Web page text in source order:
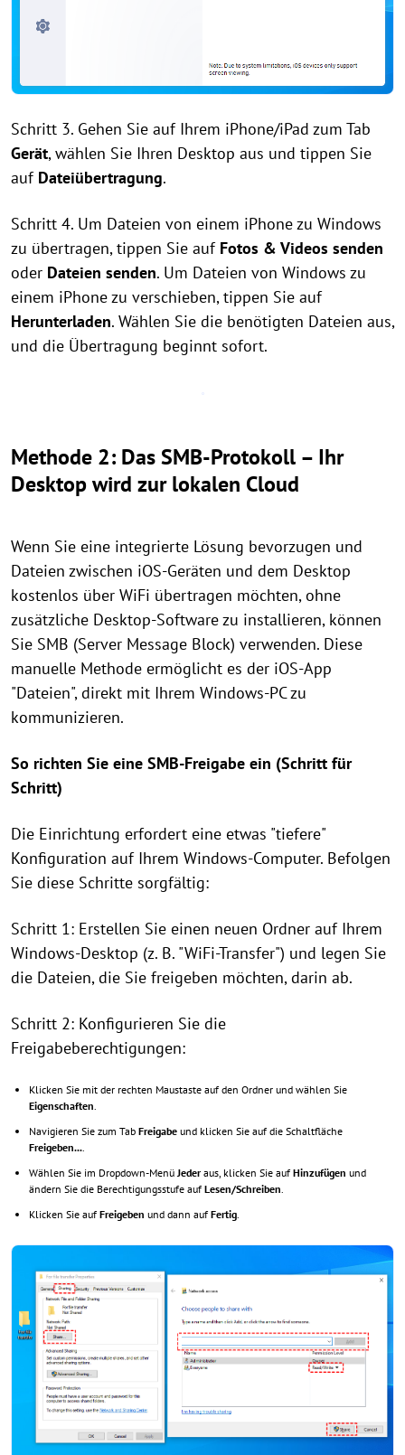
Schritt 3. Gehen Sie auf Ihrem iPhone/iPad zum Tab
Gerät, wählen Sie Ihren Desktop aus und tippen Sie
auf Dateiübertragung.
Schritt 4. Um Dateien von einem iPhone zu Windows
zu übertragen, tippen Sie auf Fotos & Videos senden
oder Dateien senden. Um Dateien von Windows zu
einem iPhone zu verschieben, tippen Sie auf
Herunterladen. Wählen Sie die benötigten Dateien aus,
und die Übertragung beginnt sofort.
Methode 2: Das SMB-Protokoll – Ihr
Desktop wird zur lokalen Cloud
Wenn Sie eine integrierte Lösung bevorzugen und
Dateien zwischen iOS-Geräten und dem Desktop
kostenlos über WiFi übertragen möchten, ohne
zusätzliche Desktop-Software zu installieren, können
Sie SMB (Server Message Block) verwenden. Diese
manuelle Methode ermöglicht es der iOS-App
"Dateien", direkt mit Ihrem Windows-PC zu
kommunizieren.
So richten Sie eine SMB-Freigabe ein (Schritt für
Schritt)
Die Einrichtung erfordert eine etwas "tiefere"
Konfiguration auf Ihrem Windows-Computer. Befolgen
Sie diese Schritte sorgfältig:
Schritt 1: Erstellen Sie einen neuen Ordner auf Ihrem
Windows-Desktop (z. B. "WiFi-Transfer") und legen Sie
die Dateien, die Sie freigeben möchten, darin ab.
Schritt 2: Konfigurieren Sie die
Freigabeberechtigungen:
Klicken Sie mit der rechten Maustaste auf den Ordner und wählen Sie
Eigenschaften.
Navigieren Sie zum Tab Freigabe und klicken Sie auf die Schaltfläche
Freigeben....
Wählen Sie im Dropdown-MenüJederaus, klicken Sie auf Hinzufügen und
ändern Sie die Berechtigungsstufe auf Lesen/Schreiben.
Klicken Sie auf Freigeben und dann auf Fertig.